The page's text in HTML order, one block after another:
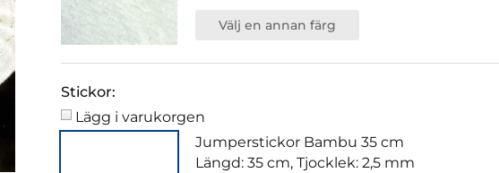
Välj en annan färg
Stickor:
Lägg i varukorgen
Jumperstickor Bambu 35 cm
Längd: 35 cm, Tjocklek: 2,5 mm